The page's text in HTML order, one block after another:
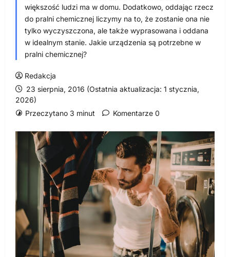
większość ludzi ma w domu. Dodatkowo, oddając rzecz
do pralni chemicznej liczymy na to, że zostanie ona nie
tylko wyczyszczona, ale także wyprasowana i oddana
w idealnym stanie. Jakie urządzenia są potrzebne w
pralni chemicznej?
Redakcja
23 sierpnia, 2016 (Ostatnia aktualizacja: 1 stycznia,
2026)
Przeczytano 3 minut
Komentarze 0